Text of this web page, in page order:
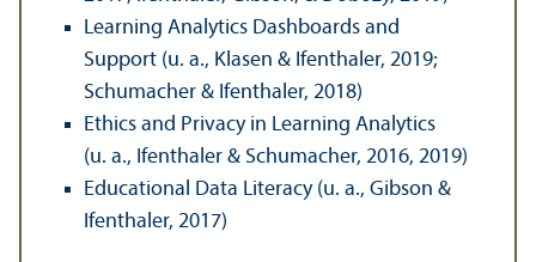
Learning Analytics Dashboards and
Support (u. a., Klasen & Ifenthaler, 2019;
Schumacher & Ifenthaler, 2018)
Ethics and Privacy in Learning Analytics
(u. a., Ifenthaler & Schumacher, 2016, 2019)
Educational Data Literacy (u. a., Gibson &
Ifenthaler, 2017)